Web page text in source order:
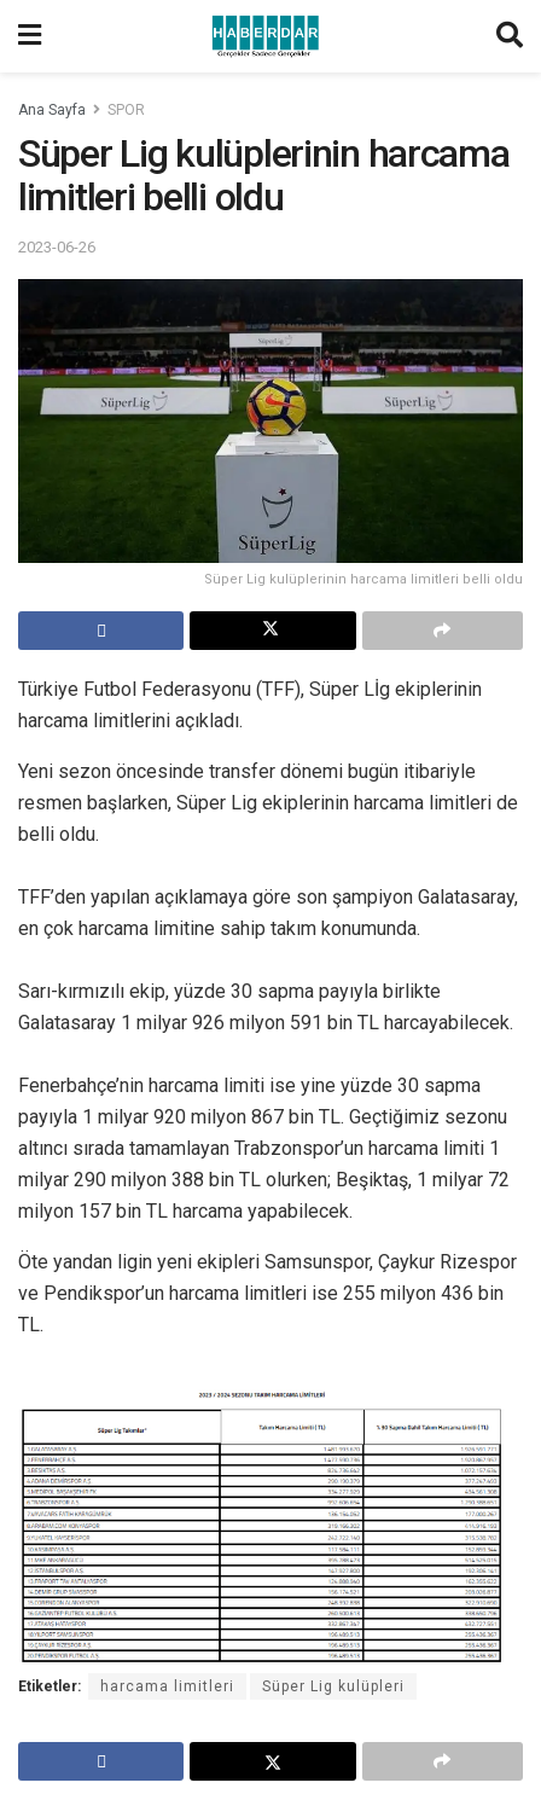
Ana Sayfa SPOR
Süper Lig kulüplerinin harcama
limitleri belli oldu
2023-06-26
Süper Lig kulüplerinin harcama limitleri belli oldu
Türkiye Futbol Federasyonu (TFF), Süper Lİg ekiplerinin
harcama limitlerini açıkladı.
Yeni sezon öncesinde transfer dönemi bugün itibariyle
resmen başlarken, Süper Lig ekiplerinin harcama limitleri de
belli oldu.
TFF’den yapılan açıklamaya göre son şampiyon Galatasaray,
en çok harcama limitine sahip takım konumunda.
Sarı-kırmızılı ekip, yüzde 30 sapma payıyla birlikte
Galatasaray 1 milyar 926 milyon 591 bin TL harcayabilecek.
Fenerbahçe’nin harcama limiti ise yine yüzde 30 sapma
payıyla 1 milyar 920 milyon 867 bin TL. Geçtiğimiz sezonu
altıncı sırada tamamlayan Trabzonspor’un harcama limiti 1
milyar 290 milyon 388 bin TL olurken; Beşiktaş, 1 milyar 72
milyon 157 bin TL harcama yapabilecek.
Öte yandan ligin yeni ekipleri Samsunspor, Çaykur Rizespor
ve Pendikspor’un harcama limitleri ise 255 milyon 436 bin
TL.
Etiketler: harcama limitleri Süper Lig kulüpleri